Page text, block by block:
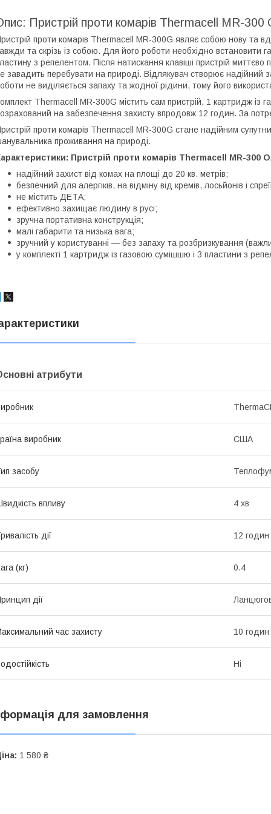
Пристрій проти комарів Thermacell MR-300
проти комарів Thermacell MR-300G являє собою нову та
та скрізь із собою. Для його роботи необхідно встановити
з репелентом. Після натискання клавіші пристрій
завадить перебувати на природі. Відлякувач створює надійний
не виділяється запаху та жодної рідини, тому його
Thermacell MR-300G містить сам пристрій, 1 картридж із
на забезпечення захисту впродовж 12 годин. За
проти комарів Thermacell MR-300G стане надійним
проживання на природі.
Пристрій проти комарів Thermacell MR-300
надійний захист від комах на площі до 20 кв. метрів;
безпечний для алергіків, на відміну від кремів, лосьйонів і
не містить ДЕТА;
ефективно захищає людину в русі;
зручна портативна конструкція;
малі габарити та низька вага;
зручний у користуванні — без запаху та розбризкування
у комплекті 1 картридж із газовою сумішшю і 3 пластини з
атрибути
виробник США
засобу
впливу 4 хв
дії 12 годин
(кг) 0.4
дії
час захисту 10 годин
Ні
для замовлення
1 580 ₴